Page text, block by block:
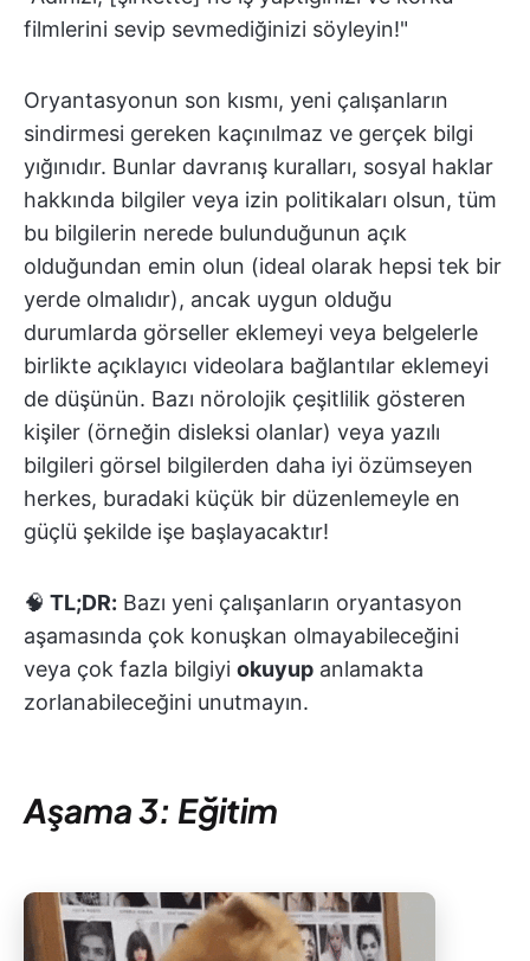
filmlerini sevip sevmediğinizi söyleyin!"
Oryantasyonun son kısmı, yeni çalışanların
sindirmesi gereken kaçınılmaz ve gerçek bilgi
yığınıdır. Bunlar davranış kuralları, sosyal haklar
hakkında bilgiler veya izin politikaları olsun, tüm
bu bilgilerin nerede bulunduğunun açık
olduğundan emin olun (ideal olarak hepsi tek bir
yerde olmalıdır), ancak uygun olduğu
durumlarda görseller eklemeyi veya belgelerle
birlikte açıklayıcı videolara bağlantılar eklemeyi
de düşünün. Bazı nörolojik çeşitlilik gösteren
kişiler (örneğin disleksi olanlar) veya yazılı
bilgileri görsel bilgilerden daha iyi özümseyen
herkes, buradaki küçük bir düzenlemeyle en
güçlü şekilde işe başlayacaktır!
🧠 TL;DR: Bazı yeni çalışanların oryantasyon
aşamasında çok konuşkan olmayabileceğini
veya çok fazla bilgiyi okuyup anlamakta
zorlanabileceğini unutmayın.
Aşama 3: Eğitim